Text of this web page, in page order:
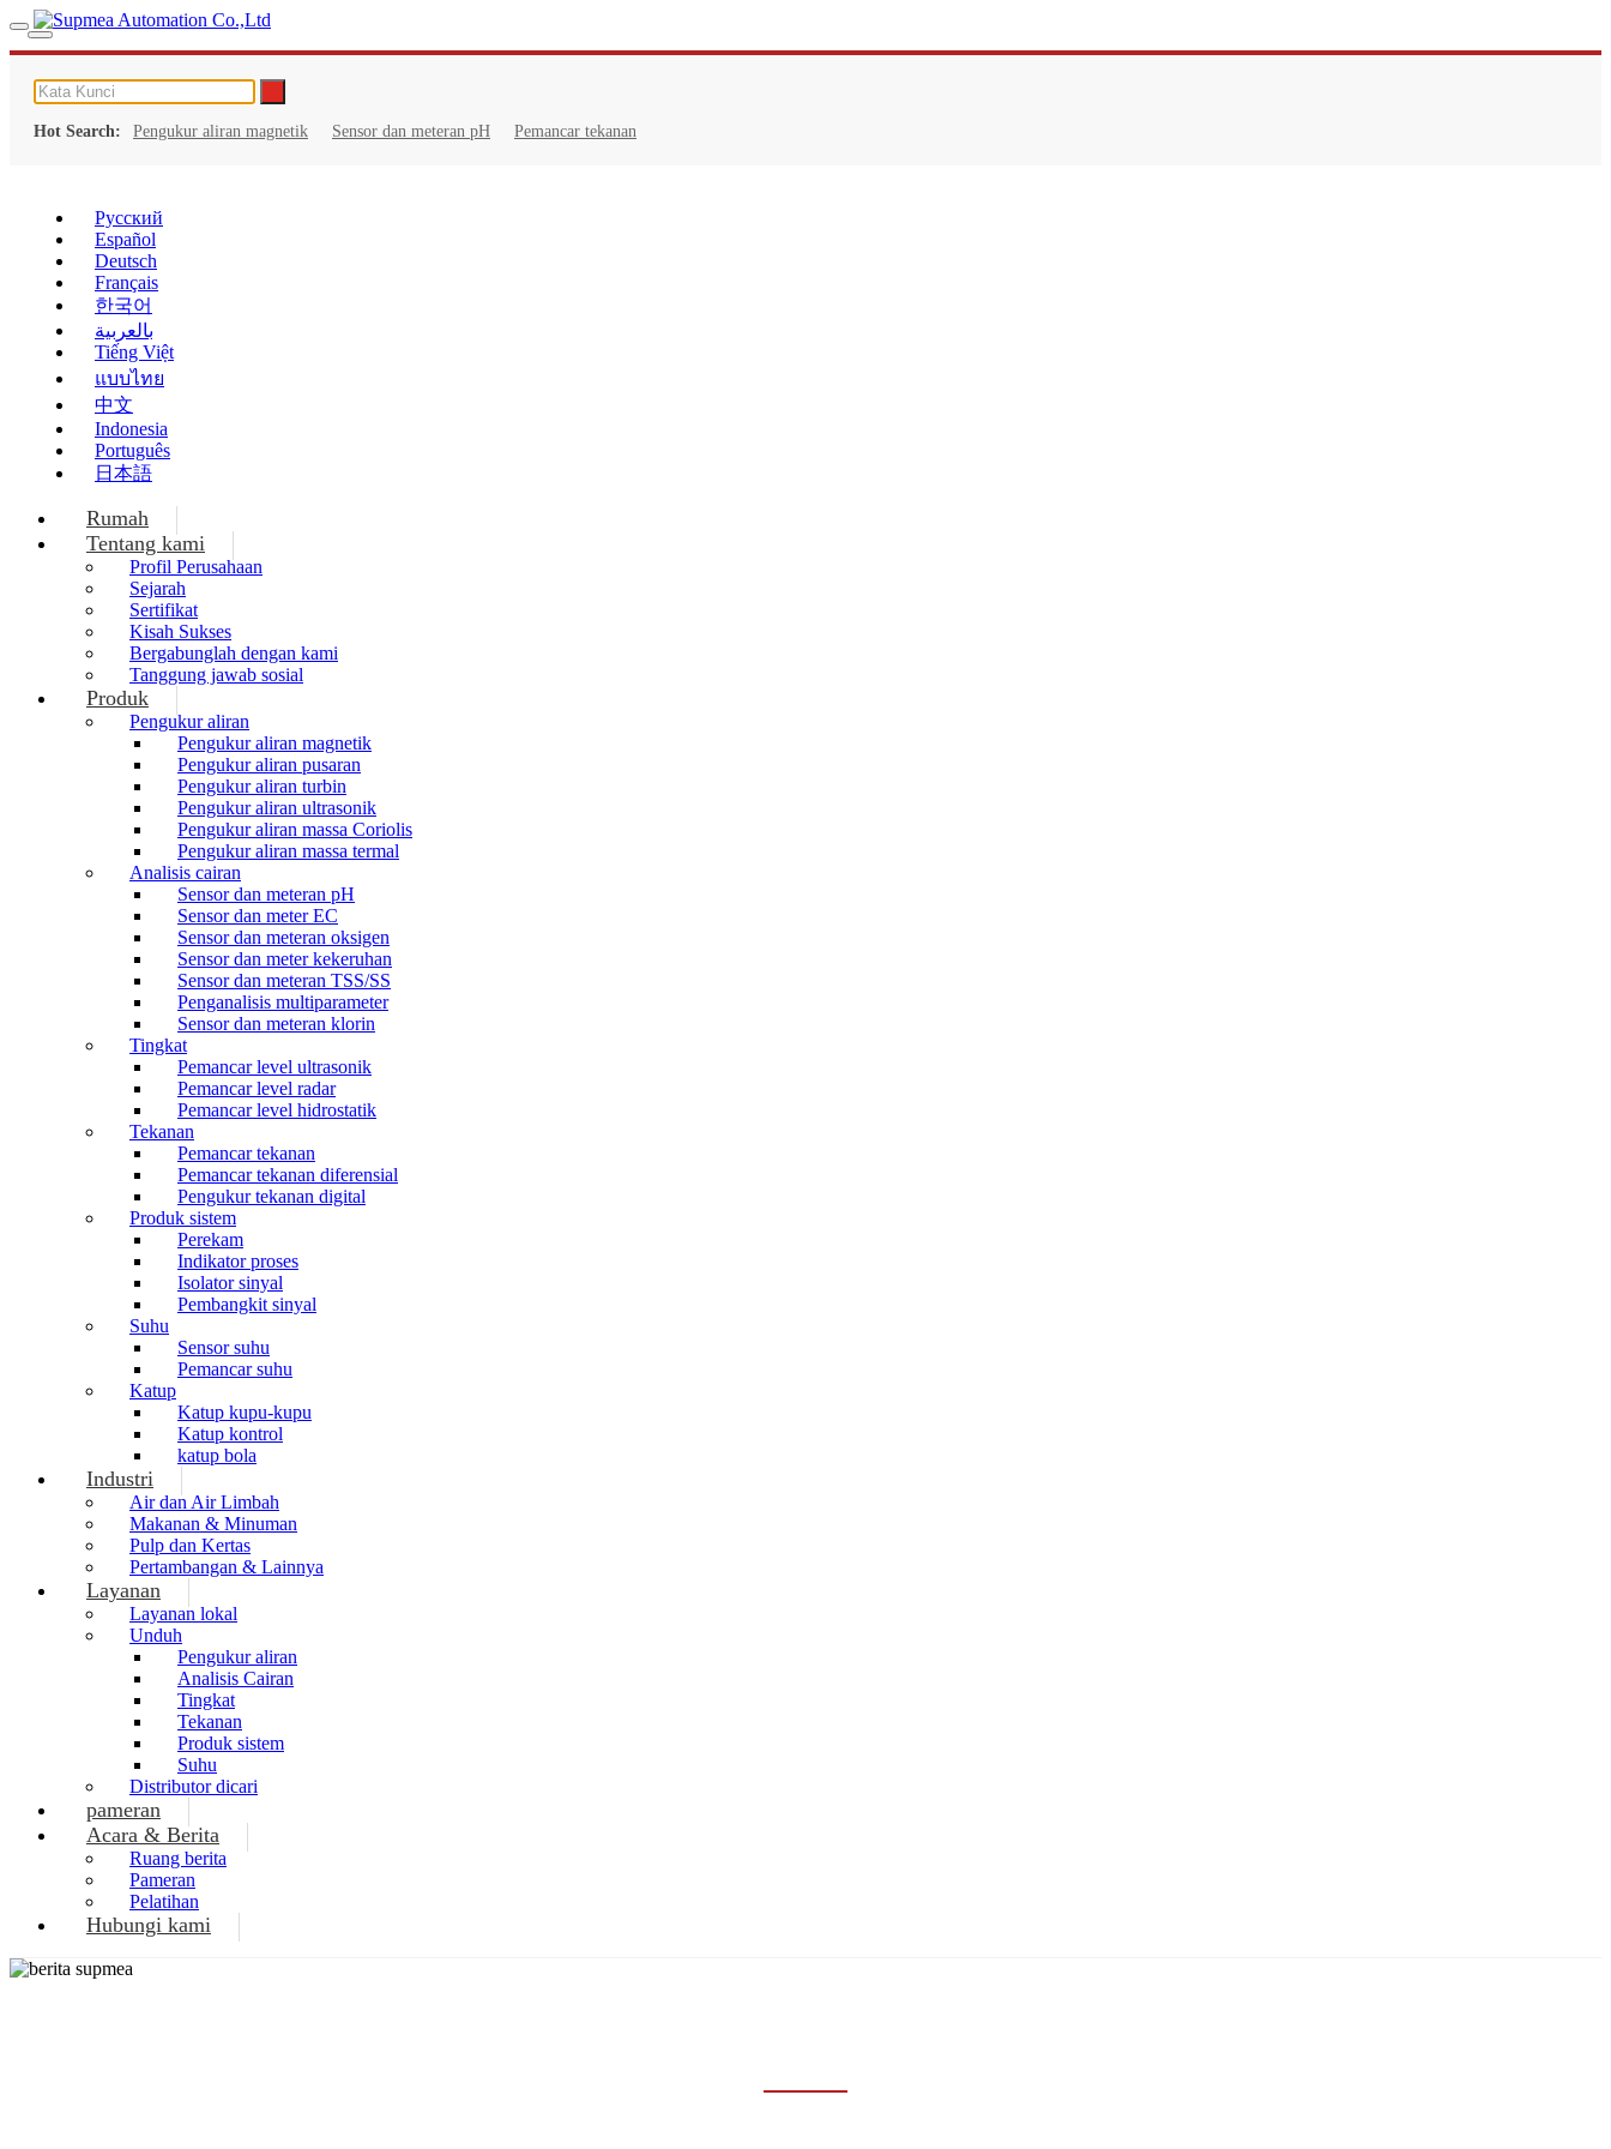
Hot Search: Pengukur aliran magnetik Sensor dan meteran pH Pemancar tekanan
Русский
Español
Deutsch
Français
한국어
بالعربية
Tiếng Việt
แบบไทย
中文
Indonesia
Português
日本語
Rumah
Tentang kami
Profil Perusahaan
Sejarah
Sertifikat
Kisah Sukses
Bergabunglah dengan kami
Tanggung jawab sosial
Produk
Pengukur aliran
Pengukur aliran magnetik
Pengukur aliran pusaran
Pengukur aliran turbin
Pengukur aliran ultrasonik
Pengukur aliran massa Coriolis
Pengukur aliran massa termal
Analisis cairan
Sensor dan meteran pH
Sensor dan meter EC
Sensor dan meteran oksigen
Sensor dan meter kekeruhan
Sensor dan meteran TSS/SS
Penganalisis multiparameter
Sensor dan meteran klorin
Tingkat
Pemancar level ultrasonik
Pemancar level radar
Pemancar level hidrostatik
Tekanan
Pemancar tekanan
Pemancar tekanan diferensial
Pengukur tekanan digital
Produk sistem
Perekam
Indikator proses
Isolator sinyal
Pembangkit sinyal
Suhu
Sensor suhu
Pemancar suhu
Katup
Katup kupu-kupu
Katup kontrol
katup bola
Industri
Air dan Air Limbah
Makanan & Minuman
Pulp dan Kertas
Pertambangan & Lainnya
Layanan
Layanan lokal
Unduh
Pengukur aliran
Analisis Cairan
Tingkat
Tekanan
Produk sistem
Suhu
Distributor dicari
pameran
Acara & Berita
Ruang berita
Pameran
Pelatihan
Hubungi kami